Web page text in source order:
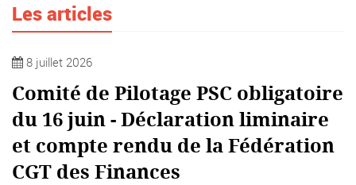
Les articles
8 juillet 2026
Comité de Pilotage PSC obligatoire
du 16 juin - Déclaration liminaire
et compte rendu de la Fédération
CGT des Finances